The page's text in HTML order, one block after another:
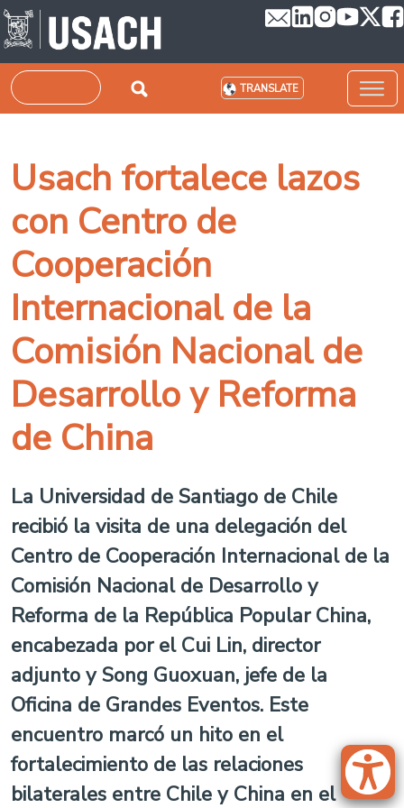
Skip to main content
Search TRANSLATE
Usach fortalece lazos
con Centro de
Cooperación
Internacional de la
Comisión Nacional de
Desarrollo y Reforma
de China
La Universidad de Santiago de Chile
recibió la visita de una delegación del
Centro de Cooperación Internacional de la
Comisión Nacional de Desarrollo y
Reforma de la República Popular China,
encabezada por el Cui Lin, director
adjunto y Song Guoxuan, jefe de la
Oficina de Grandes Eventos. Este
encuentro marcó un hito en el
fortalecimiento de las relaciones
bilaterales entre Chile y China en el